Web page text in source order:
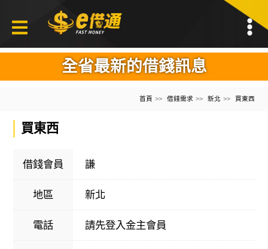
全省最新的借錢訊息
首頁 借錢需求 新北 買東西
買東西
借錢會員 謙
地區 新北
電話 請先登入金主會員